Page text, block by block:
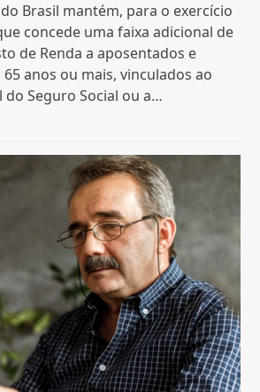
Brasil mantém, para o exercício
concede uma faixa adicional de
de Renda a aposentados e
anos ou mais, vinculados ao
Seguro Social ou a…